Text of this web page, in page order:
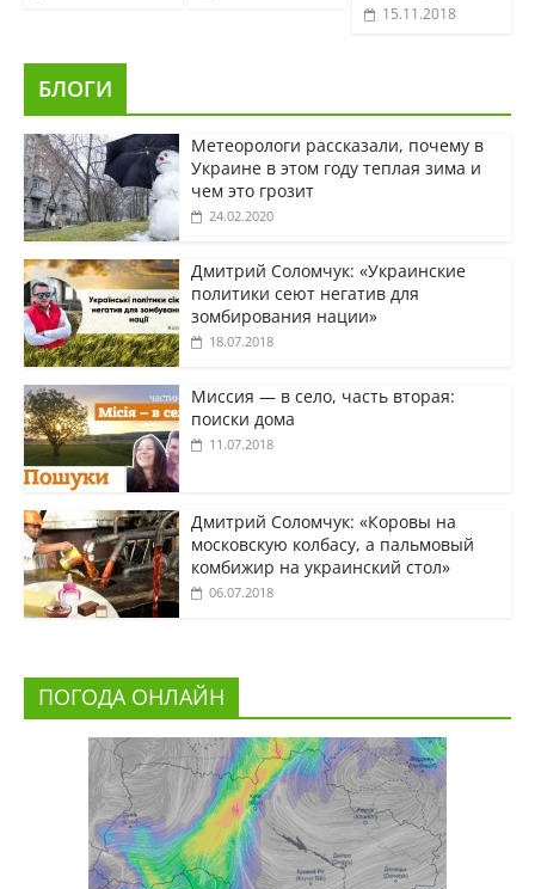
15.11.2018
БЛОГИ
Метеорологи рассказали, почему в
Украине в этом году теплая зима и
чем это грозит
24.02.2020
Дмитрий Соломчук: «Украинские
политики сеют негатив для
зомбирования нации»
18.07.2018
Миссия — в село, часть вторая:
поиски дома
11.07.2018
Дмитрий Соломчук: «Коровы на
московскую колбасу, а пальмовый
комбижир на украинский стол»
06.07.2018
ПОГОДА ОНЛАЙН